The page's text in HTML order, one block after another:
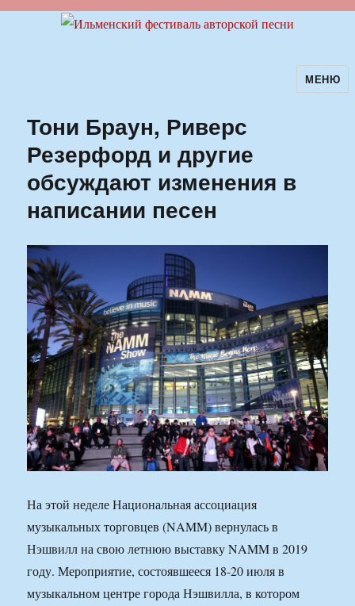
Ильменский фестиваль авторскойМЕНЮ
Тони Браун, Риверс
Резерфорд и другие
обсуждают изменения в
написании песен
На этой неделе Национальная ассоциация
музыкальных торговцев (NAMM) вернулась в
Нэшвилл на свою летнюю выставку NAMM в 2019
году. Мероприятие, состоявшееся 18-20 июля в
музыкальном центре города Нэшвилла, в котором